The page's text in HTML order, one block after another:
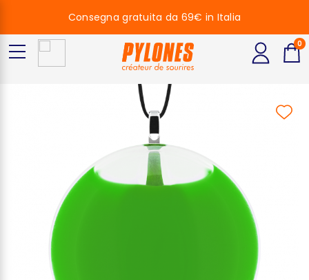
Consegna gratuita da 69€ in Italia
0